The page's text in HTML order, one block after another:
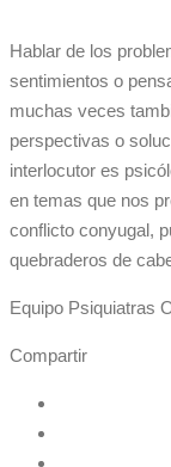
Hablar de los
sentimientos o
muchas veces
perspectivas o
interlocutor es
en temas que nos
conflicto conyugal,
quebraderos de
Equipo Psiquiatras
Compartir